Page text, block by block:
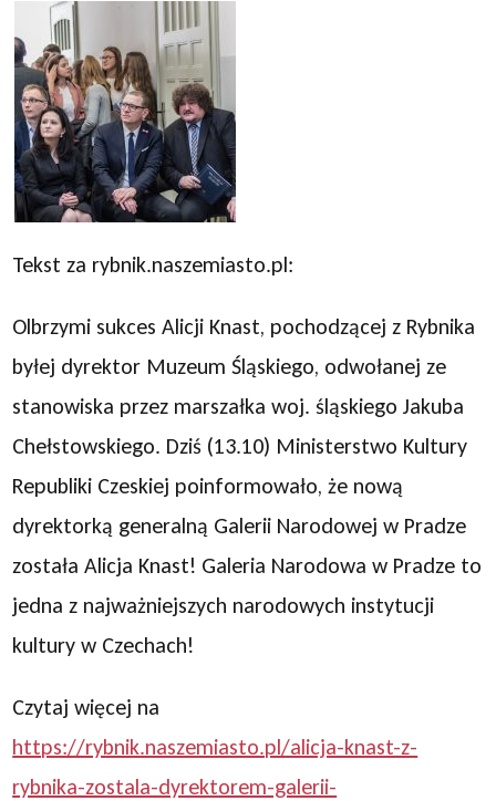
Tekst za rybnik.naszemiasto.pl:
Olbrzymi sukces Alicji Knast, pochodzącej z Rybnika
byłej dyrektor Muzeum Śląskiego, odwołanej ze
stanowiska przez marszałka woj. śląskiego Jakuba
Chełstowskiego. Dziś (13.10) Ministerstwo Kultury
Republiki Czeskiej poinformowało, że nową
dyrektorką generalną Galerii Narodowej w Pradze
została Alicja Knast! Galeria Narodowa w Pradze to
jedna z najważniejszych narodowych instytucji
kultury w Czechach!
Czytaj więcej na
https://rybnik.naszemiasto.pl/alicja-knast-z-
rybnika-zostala-dyrektorem-galerii-